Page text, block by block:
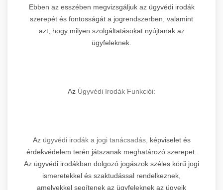
Ebben az esszében megvizsgáljuk az ügyvédi irodák
szerepét és fontosságát a jogrendszerben, valamint
azt, hogy milyen szolgáltatásokat nyújtanak az
ügyfeleknek.
Az Ügyvédi Irodák Funkciói:
Az ügyvédi irodák a jogi tanácsadás, képviselet és
érdekvédelem terén játszanak meghatározó szerepet.
Az ügyvédi irodákban dolgozó jogászok széles körű jogi
ismeretekkel és szaktudással rendelkeznek,
amelyekkel segítenek az ügyfeleknek az ügyeik